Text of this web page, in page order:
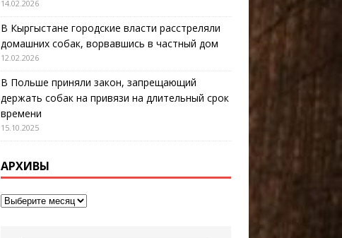
14.02.2026
В Кыргыстане городские власти расстреляли
домашних собак, ворвавшись в частный дом
12.02.2026
В Польше приняли закон, запрещающий
держать собак на привязи на длительный срок
времени
15.10.2025
АРХИВЫ